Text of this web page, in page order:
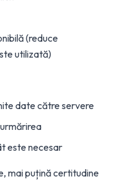
(reduce
utilizată)
date către servere
este necesar
mai puțină certitudine